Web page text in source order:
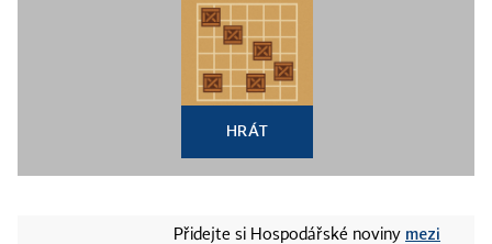
HRÁT
Přidejte si Hospodářské noviny mezi